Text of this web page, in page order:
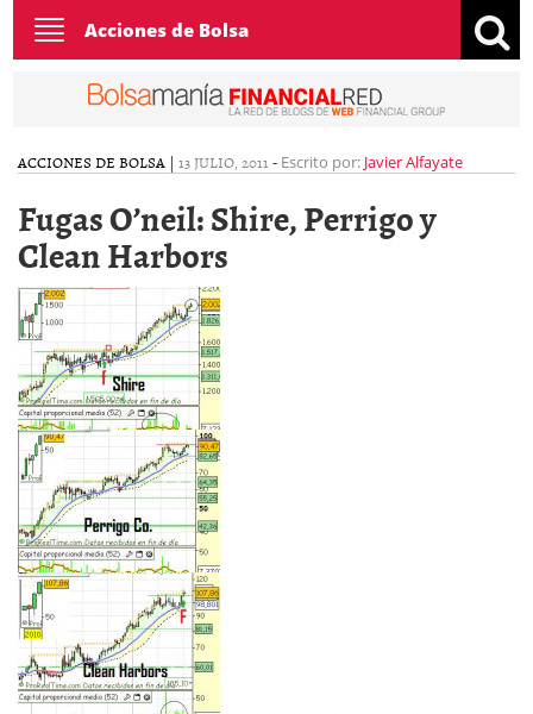
Toggle
navigation
Acciones de Bolsa
ACCIONES DE BOLSA | 13 JULIO, 2011 - Escrito por: Javier Alfayate
Fugas O’neil: Shire, Perrigo y
Clean Harbors